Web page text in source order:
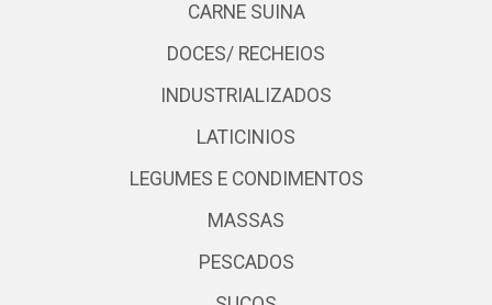
CARNE SUINA
DOCES/ RECHEIOS
INDUSTRIALIZADOS
LATICINIOS
LEGUMES E CONDIMENTOS
MASSAS
PESCADOS